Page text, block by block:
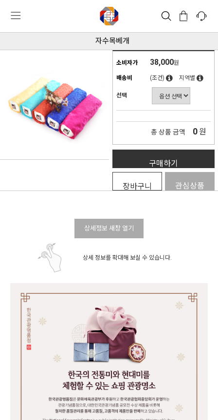
자수목베개
소비자가 38,000원
배송비 (조건) 지역별
선택
총 상품 금액 0 원
구매하기
장바구니 관심상품
상세정보 새창 열기
상세 정보를 확대해 보실 수 있습니다.